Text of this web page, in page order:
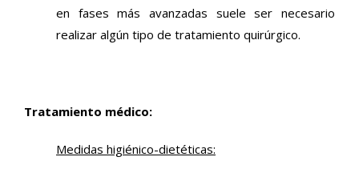
en fases más avanzadas suele ser necesario
realizar algún tipo de tratamiento quirúrgico.
Tratamiento médico:
Medidas higiénico-dietéticas: